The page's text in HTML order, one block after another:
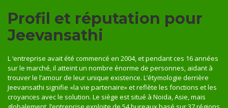
Profil et réputation pour
Jeevansathi
L ‘entreprise avait été commencé en 2004, et pendant ces 16 années
sur le marché, il atteint un nombre énorme de personnes, aidant à
trouver le l’amour de leur unique existence. L’étymologie derrière
Jeevansathi signifie «la vie partenaire» et reflète les fonctions et les
croyances avec le solution. Le siège est situé à Noida, Asie, mais